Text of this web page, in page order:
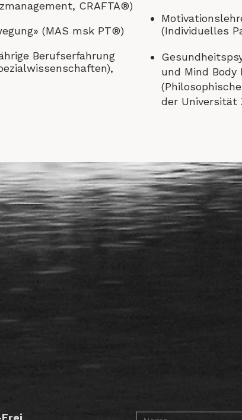
CRAFTA®)
(MAS msk PT®)
Berufserfahrung
(Individuelles
und Mind Body
der Universität